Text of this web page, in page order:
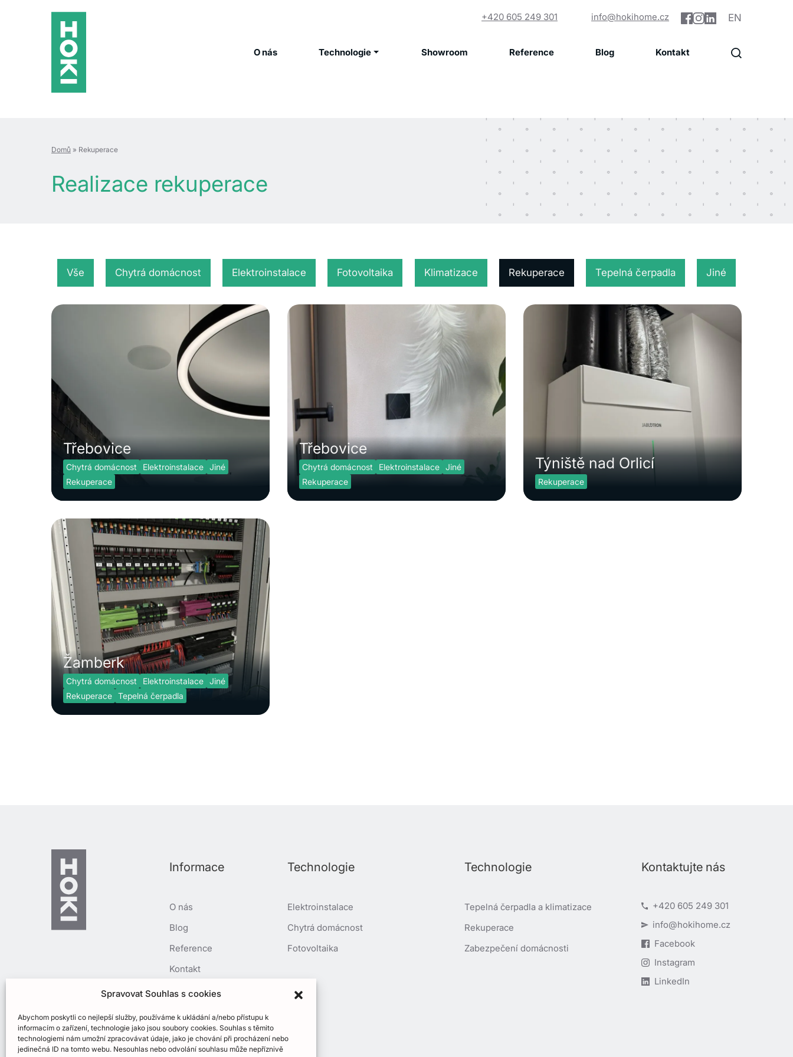
Spravovat Souhlas s cookies
Abychom poskytli co nejlepší služby, používáme k ukládání a/nebo přístupu k
informacím o zařízení, technologie jako jsou soubory cookies. Souhlas s těmito
technologiemi nám umožní zpracovávat údaje, jako je chování při procházení nebo
jedinečná ID na tomto webu. Nesouhlas nebo odvolání souhlasu může nepříznivě
O nás Technologie Showroom Reference Blog Kontakt
+420 605 249 301 info@hokihome.cz EN
Domů » Rekuperace
Realizace rekuperace
Vše Chytrá domácnost Elektroinstalace Fotovoltaika Jiné
Klimatizace Rekuperace Tepelná čerpadla
Třebovice
Chytrá domácnost Elektroinstalace Jiné
Rekuperace
Třebovice
Chytrá domácnost Elektroinstalace Jiné
Rekuperace
Týniště nad Orlicí
Rekuperace
Žamberk
Chytrá domácnost Elektroinstalace Jiné
Rekuperace Tepelná čerpadla
Informace
O nás
Blog
Reference
Kontakt
Spolupráce
Zásady ochrany
osobních údajů
Technologie
Elektroinstalace
Chytrá domácnost
Fotovoltaika
Technologie
Tepelná čerpadla a klimatizace
Rekuperace
Zabezpečení domácnosti
Kontaktujte nás
+420 605 249 301
info@hokihome.cz
Facebook
Instagram
LinkedIn